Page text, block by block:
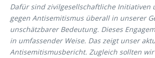
Dafür sind zivilgesellschaftliche Initiativen
gegen Antisemitismus überall in unserer
unschätzbarer Bedeutung. Dieses
in umfassender Weise. Das zeigt unser
Antisemitismusbericht. Zugleich sollten